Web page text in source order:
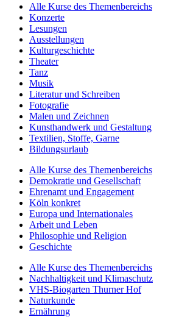
Alle Kurse des Themenbereichs
Konzerte
Lesungen
Ausstellungen
Kulturgeschichte
Theater
Tanz
Musik
Literatur und Schreiben
Fotografie
Malen und Zeichnen
Kunsthandwerk und Gestaltung
Textilien, Stoffe, Garne
Bildungsurlaub
Alle Kurse des Themenbereichs
Demokratie und Gesellschaft
Ehrenamt und Engagement
Köln konkret
Europa und Internationales
Arbeit und Leben
Philosophie und Religion
Geschichte
Alle Kurse des Themenbereichs
Nachhaltigkeit und Klimaschutz
VHS-Biogarten Thurner Hof
Naturkunde
Ernährung